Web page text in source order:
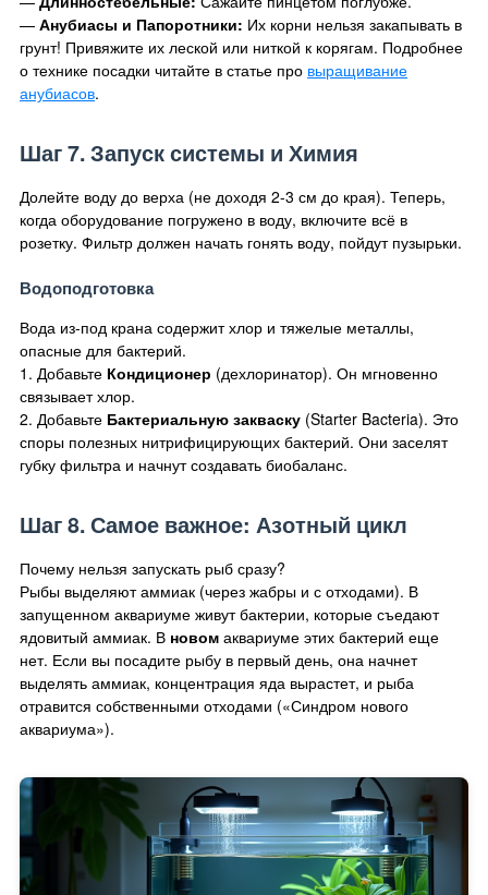
— Анубиасы и Папоротники: Их корни нельзя закапывать в
грунт! Привяжите их леской или ниткой к корягам. Подробнее
о технике посадки читайте в статье про выращивание
анубиасов.
Шаг 7. Запуск системы и Химия
Долейте воду до верха (не доходя 2-3 см до края). Теперь,
когда оборудование погружено в воду, включите всё в
розетку. Фильтр должен начать гонять воду, пойдут пузырьки.
Водоподготовка
Вода из-под крана содержит хлор и тяжелые металлы,
опасные для бактерий.
1. Добавьте Кондиционер (дехлоринатор). Он мгновенно
связывает хлор.
2. Добавьте Бактериальную закваску (Starter Bacteria). Это
споры полезных нитрифицирующих бактерий. Они заселят
губку фильтра и начнут создавать биобаланс.
Шаг 8. Самое важное: Азотный цикл
Почему нельзя запускать рыб сразу?
Рыбы выделяют аммиак (через жабры и с отходами). В
запущенном аквариуме живут бактерии, которые съедают
ядовитый аммиак. В новом аквариуме этих бактерий еще
нет. Если вы посадите рыбу в первый день, она начнет
выделять аммиак, концентрация яда вырастет, и рыба
отравится собственными отходами («Синдром нового
аквариума»).